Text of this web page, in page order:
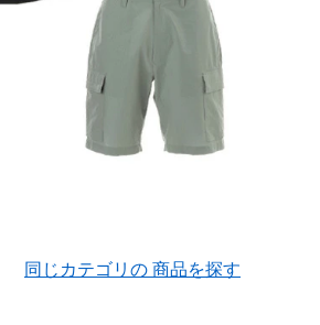
同じカテゴリの 商品を探す